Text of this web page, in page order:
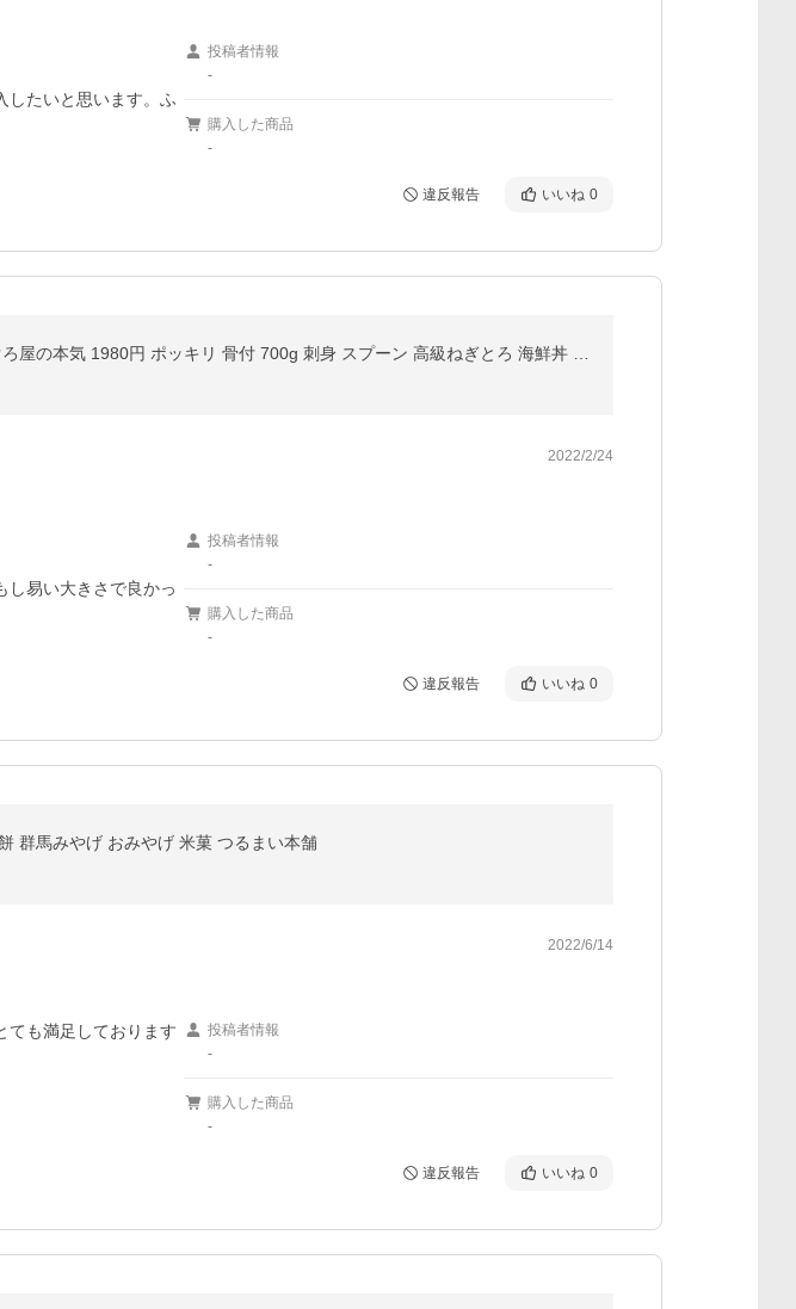
したいと思います。ふ
投稿者情報
-
購入した商品
-
違反報告 いいね 0
2022/2/24
し易い大きさで良かっ
投稿者情報
-
購入した商品
-
違反報告 いいね 0
群馬みやげ おみやげ 米菓 つるまい本舗
2022/6/14
ても満足しております
投稿者情報
-
購入した商品
-
違反報告 いいね 0